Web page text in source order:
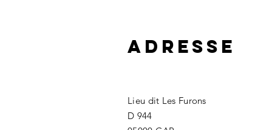
Adresse
Lieu dit Les Furons
D 944